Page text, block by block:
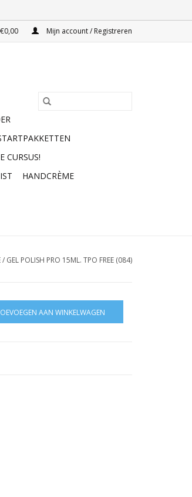
Mijn account / Registreren
CURSUS!
HANDCRÈME
/ GEL POLISH PRO 15ML. TPO FREE (084)
AAN WINKELWAGEN